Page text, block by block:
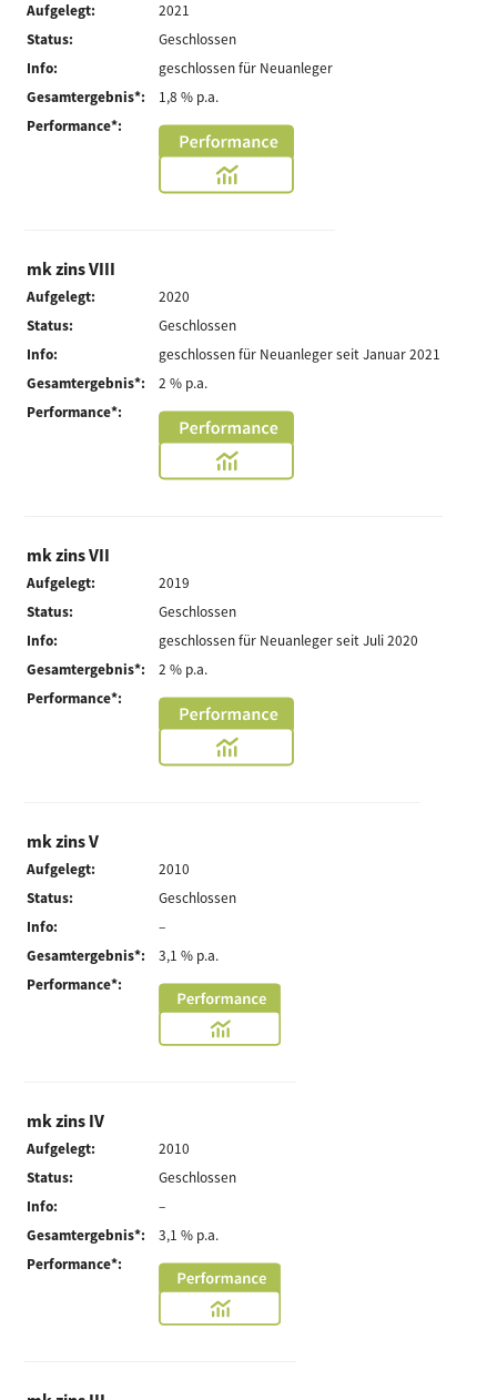
Aufgelegt:
2021
Status:
Geschlossen
Info:
geschlossen für Neuanleger
Gesamtergebnis*:
1,8 % p.a.
Performance*:
mk zins VIII
Aufgelegt:
2020
Status:
Geschlossen
Info:
geschlossen für Neuanleger seit Januar 2021
Gesamtergebnis*:
2 % p.a.
Performance*:
mk zins VII
Aufgelegt:
2019
Status:
Geschlossen
Info:
geschlossen für Neuanleger seit Juli 2020
Gesamtergebnis*:
2 % p.a.
Performance*:
mk zins V
Aufgelegt:
2010
Status:
Geschlossen
Info:
–
Gesamtergebnis*:
3,1 % p.a.
Performance*:
mk zins IV
Aufgelegt:
2010
Status:
Geschlossen
Info:
–
Gesamtergebnis*:
3,1 % p.a.
Performance*: